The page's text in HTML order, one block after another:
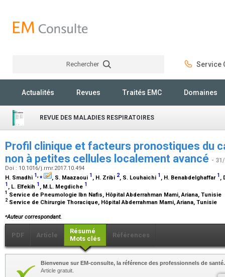
Rechercher Service
Actualités Revues Traités EMC Domaines
REVUE DES MALADIES RESPIRATOIRES
Profil clinique et facteurs pronostiques du
non à petites cellules localement avancé -
Doi : 10.1016/j.rmr.2017.10.494
H. Smadhi 1,⁎ , S. Maazaoui 1 , H. Zribi 2, S. Louhaichi 1 , H. Benabdelghaffar 1 ,
1 , L. Elfekih 1 , M.L. Megdiche 1
1 Service de Pneumologie Ibn Nafis, Hôpital Abderrahman Mami, Ariana, Tunisie
2 Service de Chirurgie Thoracique, Hôpital Abderrahman Mami, Ariana, Tunisie
⁎Auteur correspondant.
PDF Article
Résumé
Mots clés
Références
Bienvenue sur EM-consulte, la référence des professionnels de santé.
Article gratuit.